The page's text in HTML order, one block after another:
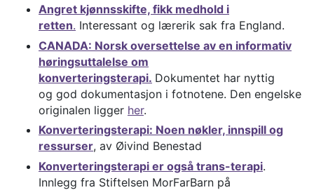
Angret kjønnsskifte, fikk medhold i
retten. Interessant og lærerik sak fra England.
CANADA: Norsk oversettelse av en informativ
høringsuttalelse om
konverteringsterapi. Dokumentet har nyttig
og god dokumentasjon i fotnotene. Den engelske
originalen ligger her.
Konverteringsterapi: Noen nøkler, innspill og
ressurser, av Øivind Benestad
Konverteringsterapi er også trans-terapi.
Innlegg fra Stiftelsen MorFarBarn på